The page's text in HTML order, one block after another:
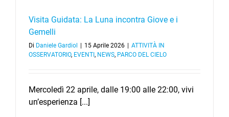
Visita Guidata: La Luna incontra Giove e i
Gemelli
Di Daniele Gardiol 15 Aprile 2026
ATTIVITÀ IN
OSSERVATORIO, EVENTI , NEWS, PARCO DEL CIELO
Mercoledì 22 aprile, dalle 19:00 alle 22:00, vivi
un’esperienza [...]